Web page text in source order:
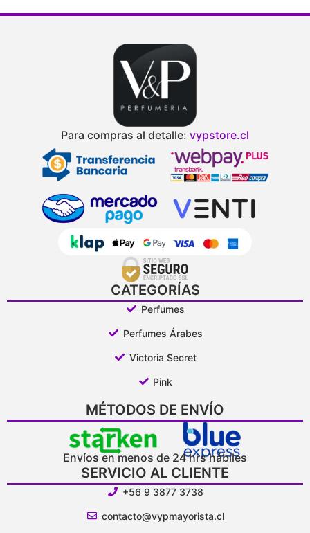
Para compras al detalle: vypstore.cl
CATEGORÍAS
Perfumes
Perfumes Árabes
Victoria Secret
Pink
MÉTODOS DE ENVÍO
Envíos en menos de 24 hrs hábiles
SERVICIO AL CLIENTE
+56 9 3877 3738
contacto@vypmayorista.cl